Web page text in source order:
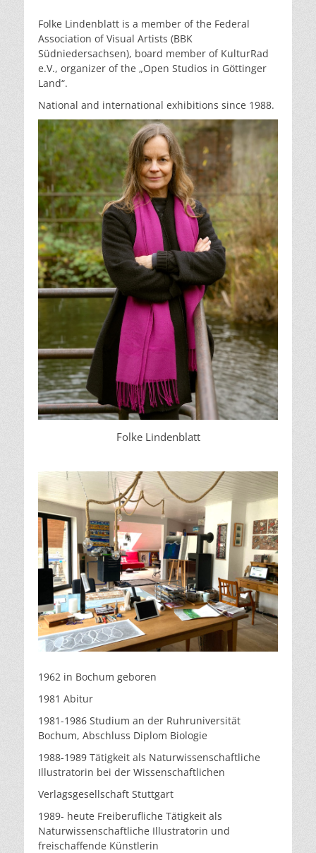
Folke Lindenblatt is a member of the Federal
Association of Visual Artists (BBK
Südniedersachsen), board member of KulturRad
e.V., organizer of the „Open Studios in Göttinger
Land“.
National and international exhibitions since 1988.
Folke Lindenblatt
1962 in Bochum geboren
1981 Abitur
1981-1986 Studium an der Ruhruniversität
Bochum, Abschluss Diplom Biologie
1988-1989 Tätigkeit als Naturwissenschaftliche
Illustratorin bei der Wissenschaftlichen
Verlagsgesellschaft Stuttgart
1989- heute Freiberufliche Tätigkeit als
Naturwissenschaftliche Illustratorin und
freischaffende Künstlerin